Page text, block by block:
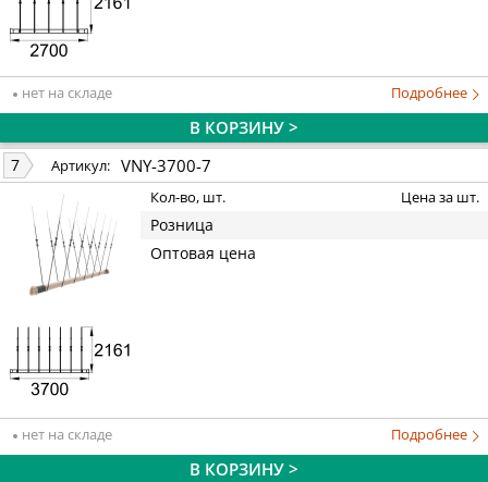
нет на складе Подробнее
В КОРЗИНУ >
7 Артикул: VNY-3700-7
Кол-во, шт. Цена за шт.
Розница
Оптовая цена
нет на складе Подробнее
В КОРЗИНУ >